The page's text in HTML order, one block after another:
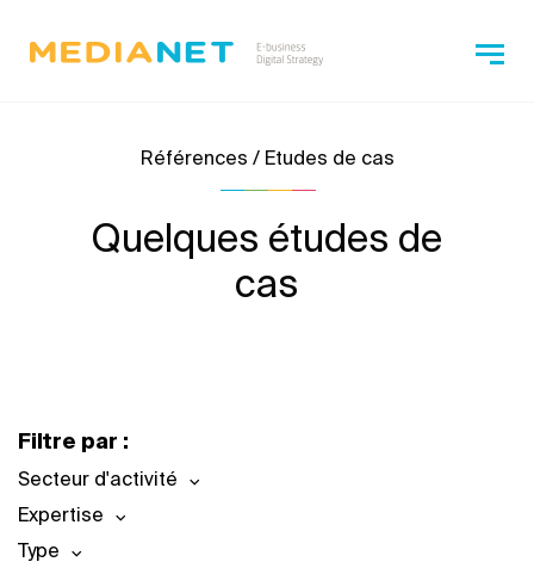
Références / Etudes de cas
Quelques études de
cas
Filtre par :
Secteur d'activité
Expertise
Type